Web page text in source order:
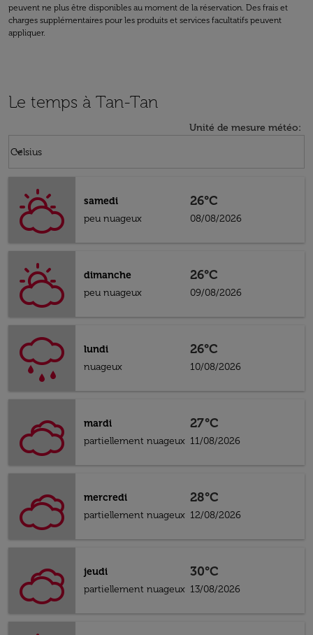
peuvent ne plus être disponibles au moment de la réservation. Des frais et
charges supplémentaires pour les produits et services facultatifs peuvent
appliquer.
Le temps à Tan-Tan
Unité de mesure météo:
Celsius
keyboard_arrow_down
samedi
peu nuageux
26°C
08/08/2026
dimanche
peu nuageux
26°C
09/08/2026
lundi
nuageux
26°C
10/08/2026
mardi
partiellement nuageux
27°C
11/08/2026
mercredi
partiellement nuageux
28°C
12/08/2026
jeudi
partiellement nuageux
30°C
13/08/2026